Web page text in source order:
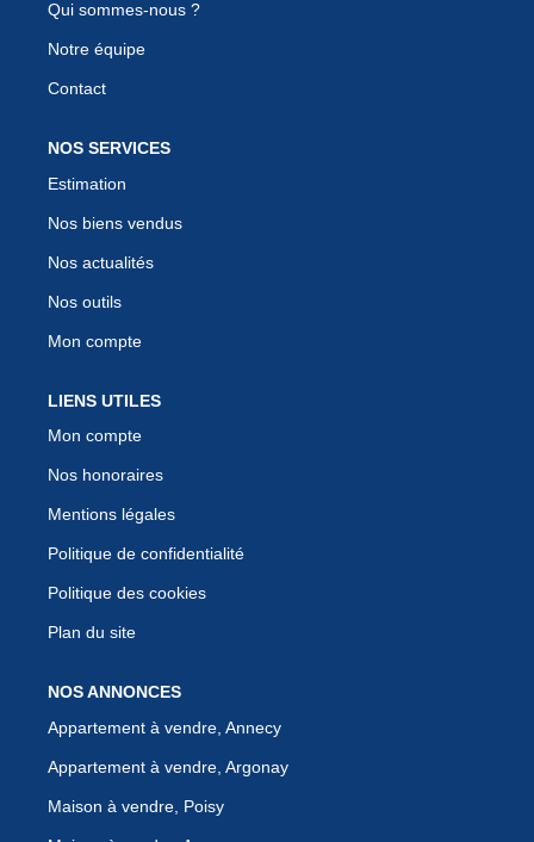
Qui sommes-nous ?
Notre équipe
Contact
NOS SERVICES
Estimation
Nos biens vendus
Nos actualités
Nos outils
Mon compte
LIENS UTILES
Mon compte
Nos honoraires
Mentions légales
Politique de confidentialité
Politique des cookies
Plan du site
NOS ANNONCES
Appartement à vendre, Annecy
Appartement à vendre, Argonay
Maison à vendre, Poisy